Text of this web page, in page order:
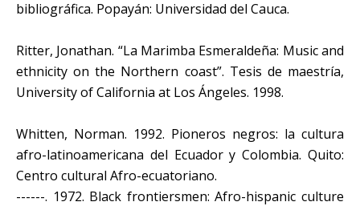
bibliográfica. Popayán: Universidad del Cauca.
Ritter, Jonathan. “La Marimba Esmeraldeña: Music and
ethnicity on the Northern coast”. Tesis de maestría,
University of California at Los Ángeles. 1998.
Whitten, Norman. 1992. Pioneros negros: la cultura
afro-latinoamericana del Ecuador y Colombia. Quito:
Centro cultural Afro-ecuatoriano.
------. 1972. Black frontiersmen: Afro-hispanic culture